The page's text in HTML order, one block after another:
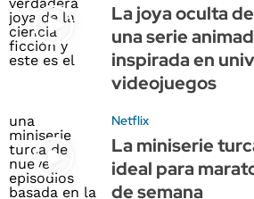
La joya oculta
una serie
inspirada en
videojuegos
Netflix
La miniserie
ideal para
de semana